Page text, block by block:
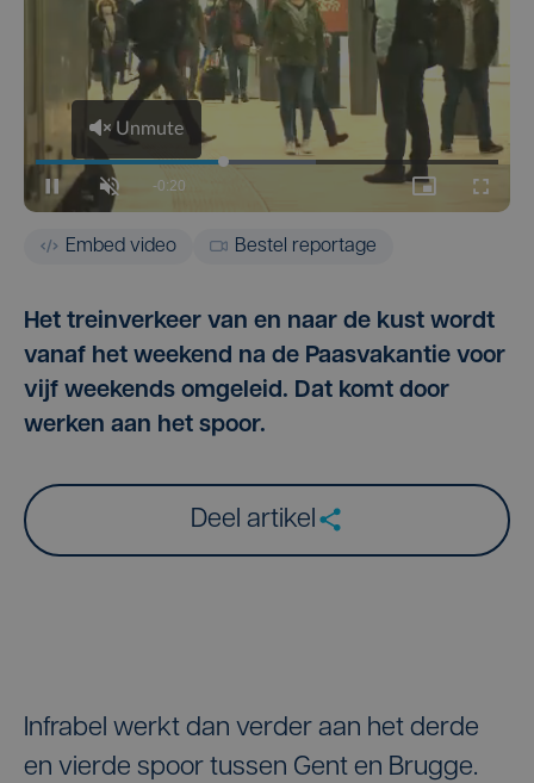
Embed video Bestel reportage
Het treinverkeer van en naar de kust wordt
vanaf het weekend na de Paasvakantie voor
vijf weekends omgeleid. Dat komt door
werken aan het spoor.
Deel artikel
Infrabel werkt dan verder aan het derde
en vierde spoor tussen Gent en Brugge.